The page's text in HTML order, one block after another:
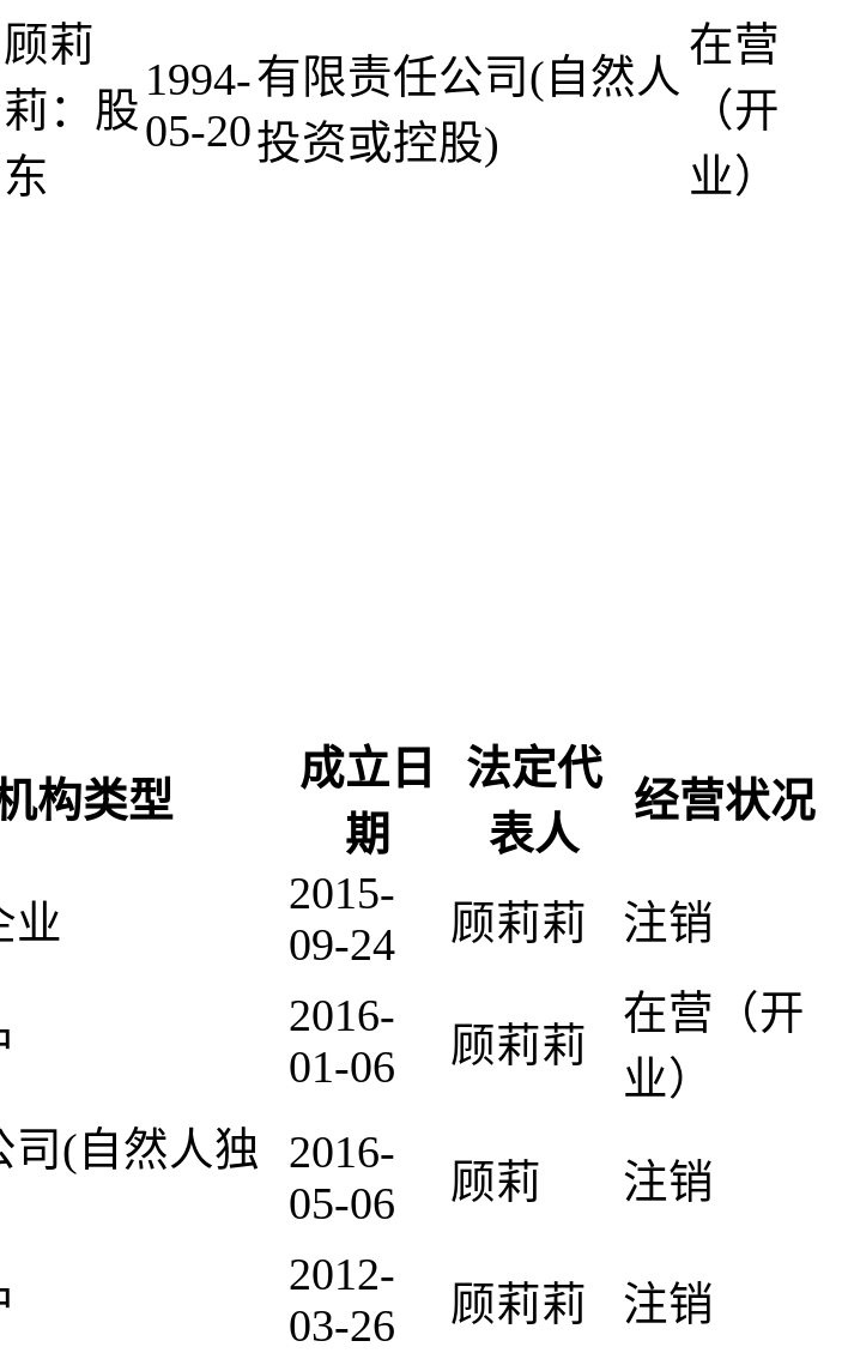
顾莉
莉：股
东
1994-
05-20
有限责任公司(自然人
投资或控股)
在营
（开
业）
构类型
成立日
期
法定代
表人
经营状况
业
2015-
09-24
顾莉莉
注销
2016-
01-06
顾莉莉
在营（开
业）
司(自然人独
2016-
05-06
顾莉 注销
2012-
03-26
顾莉莉
注销